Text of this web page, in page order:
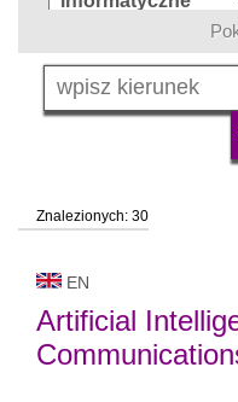
język
status uczelni
Znalezionych: 30
EN
Artificial